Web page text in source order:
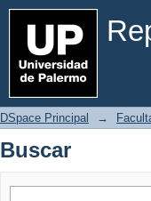
Buscar
DSpace Principal →
Buscar